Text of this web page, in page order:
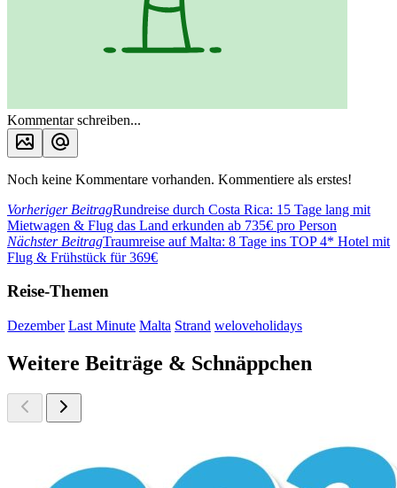
Kommentar schreiben...
Noch keine Kommentare vorhanden. Kommentiere als erstes!
Vorheriger BeitragRundreise durch Costa Rica: 15 Tage lang mit
Mietwagen & Flug das Land erkunden ab 735€ pro Person
Nächster BeitragTraumreise auf Malta: 8 Tage ins TOP 4* Hotel mit
Flug & Frühstück für 369€
Reise-Themen
Dezember Last Minute Malta Strand weloveholidays
Weitere Beiträge & Schnäppchen